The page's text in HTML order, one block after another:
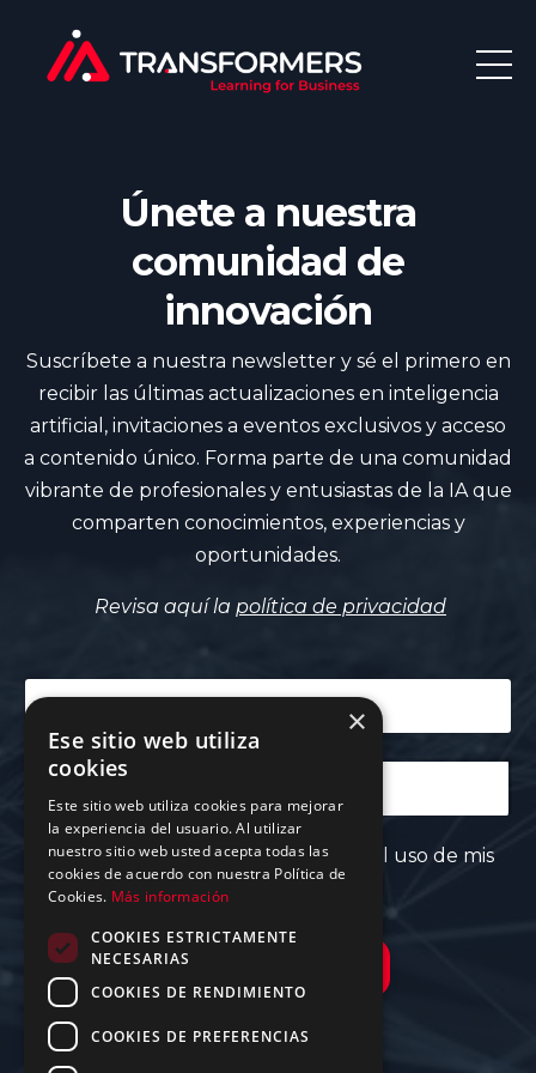
Únete a nuestra
comunidad de
innovación
Suscríbete a nuestra newsletter y sé el primero en
recibir las últimas actualizaciones en inteligencia
artificial, invitaciones a eventos exclusivos y acceso
a contenido único. Forma parte de una comunidad
vibrante de profesionales y entusiastas de la IA que
comparten conocimientos, experiencias y
oportunidades.
Revisa aquí la política de privacidad
Acepto la política de privacidad y el uso de mis
datos según el RGPD
¡Quiero estar informado!
×
Ese sitio web utiliza
cookies
Este sitio web utiliza cookies para mejorar
la experiencia del usuario. Al utilizar
nuestro sitio web usted acepta todas las
cookies de acuerdo con nuestra Política de
Cookies. Más información
COOKIES ESTRICTAMENTE
NECESARIAS
COOKIES DE RENDIMIENTO
COOKIES DE PREFERENCIAS